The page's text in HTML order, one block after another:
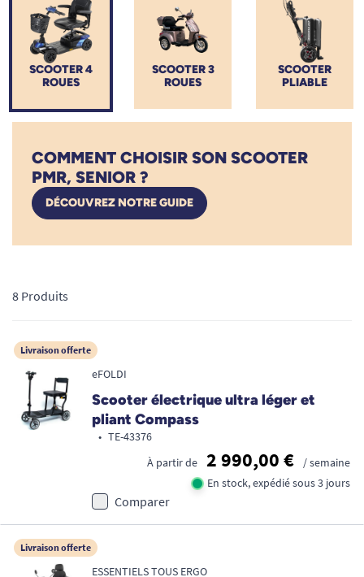
Retrouvez votre liberté de mouvement sans effort grâce à des
équipements robustes et ergonomiques.
SCOOTER 3
ROUES
SCOOTER 4
ROUES
SCOOTER
PLIABLE
COMMENT CHOISIR SON SCOOTER
PMR, SENIOR ?
DÉCOUVREZ NOTRE GUIDE
8 Produits
Livraison offerte
eFOLDI
Scooter électrique ultra léger et
pliant Compass
• TE-43376
À partir de
2 990,00 €
/ semaine
En stock, expédié sous 3 jours
Comparer
Livraison offerte
ESSENTIELS TOUS ERGO